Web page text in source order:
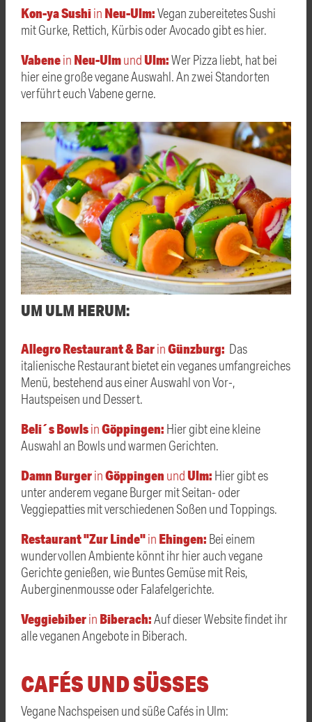
Kon-ya Sushiin Neu-Ulm:Vegan zubereitetes Sushi
mit Gurke, Rettich, Kürbis oder Avocado gibt es hier.
Vabenein Neu-UlmundUlm:Wer Pizza liebt, hat bei
hier eine große vegane Auswahl. An zwei Standorten
verführt euch Vabene gerne.
UM ULM HERUM:
Allegro Restaurant & BarinGünzburg: Das
italienische Restaurant bietet ein veganes umfangreiches
Menü, bestehend aus einer Auswahl von Vor-,
Hautspeisen und Dessert.
Beli´s BowlsinGöppingen: Hier gibt eine kleine
Auswahl an Bowls und warmen Gerichten.
Damn BurgerinGöppingen undUlm: Hier gibt es
unter anderem vegane Burger mit Seitan- oder
Veggiepatties mit verschiedenen Soßen und Toppings.
Restaurant "Zur Linde"in Ehingen: Bei einem
wundervollen Ambiente könnt ihr hier auch vegane
Gerichte genießen, wie Buntes Gemüse mit Reis,
Auberginenmousseoder Falafelgerichte.
Veggiebiberin Biberach:Auf dieser Website findet ihr
alle veganen Angebote in Biberach.
CAFÉS UND SÜSSES
Vegane Nachspeisen und süße Cafés in Ulm: